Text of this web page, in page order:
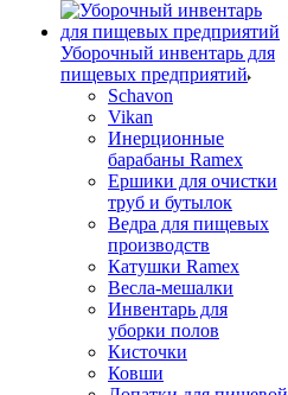
Уборочный инвентарь для
пищевых предприятий
Schavon
Vikan
Инерционные
барабаны Ramex
Ершики для очистки
труб и бутылок
Ведра для пищевых
производств
Катушки Ramex
Весла-мешалки
Инвентарь для
уборки полов
Кисточки
Ковши